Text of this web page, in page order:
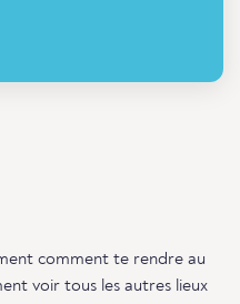
comment te rendre au
voir tous les autres lieux